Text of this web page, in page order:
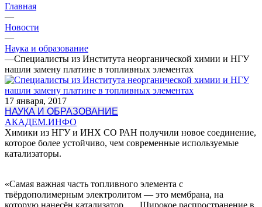
Главная
—
Новости
—
Наука и образование
—Специалисты из Института неорганической химии и НГУ
нашли замену платине в топливных элементах
17 января, 2017
НАУКА И ОБРАЗОВАНИЕ
АКАДЕМ.ИНФО
Химики из НГУ и ИНХ СО РАН получили новое соединение,
которое более устойчиво, чем современные используемые
катализаторы.
«Самая важная часть топливного элемента с
твёрдополимерным электролитом — это мембрана, на
которую нанесён катализатор. … Широкое распространение в